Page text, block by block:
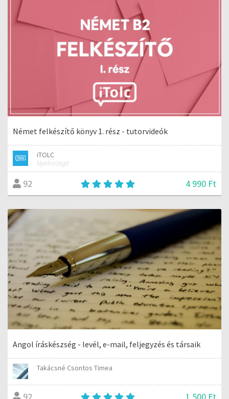
Német felkészítő könyv 1. rész - tutorvideók
iTOLC
Nyelvvizsga
92 4 990 Ft
Angol íráskészség - levél, e-mail, feljegyzés és társaik
Takácsné Csontos Timea
1 500 Ft